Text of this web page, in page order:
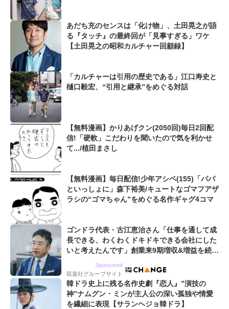
あだち充のセンスは「化け物」、土田晃之が語
る『タッチ』の最終回が「見事すぎる」ワケ
【土田晃之の昭和カルチャー回顧録】
「カルチャーは引用の歴史である」江口寿史と
樋口毅宏、“引用と継承”をめぐる対話
【無料漫画】かりあげクン(2050回)毎日2回配
信!「硬軟」こだわりを聞いたので気を利かせ
て.../植田まさし
【無料漫画】毎日配信!少年アシベ(155)「パパ
といっしょに」森下裕美/キュートなゴマフアザ
ラシの“ゴマちゃん”をめぐる名作ギャグ4コマ
ゴンドラ代表・古江恵治さん「仕事を通して成
長できる、わくわくドキドキできる会社にした
いと考えたんです」創業来9期増収&増益を続け
Sponsored
双葉社グループサイト
韓ドラ史上に残る名作史劇『恋人』”演技の
神”ナムグン・ミンが主人公の深い孤独や情愛
を繊細に表現【サランヘジョ韓ドラ】